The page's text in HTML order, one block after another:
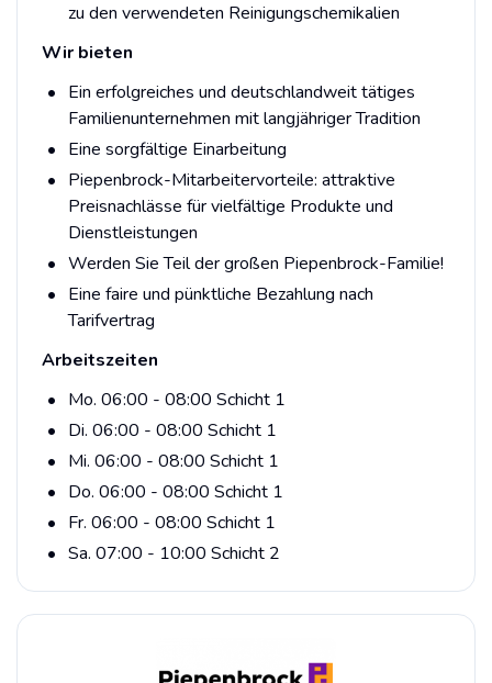
zu den verwendeten Reinigungschemikalien
Wir bieten
Ein erfolgreiches und deutschlandweit tätiges
Familienunternehmen mit langjähriger Tradition
Eine sorgfältige Einarbeitung
Piepenbrock-Mitarbeitervorteile: attraktive
Preisnachlässe für vielfältige Produkte und
Dienstleistungen
Werden Sie Teil der großen Piepenbrock-Familie!
Eine faire und pünktliche Bezahlung nach
Tarifvertrag
Arbeitszeiten
Mo. 06:00 - 08:00 Schicht 1
Di. 06:00 - 08:00 Schicht 1
Mi. 06:00 - 08:00 Schicht 1
Do. 06:00 - 08:00 Schicht 1
Fr. 06:00 - 08:00 Schicht 1
Sa. 07:00 - 10:00 Schicht 2